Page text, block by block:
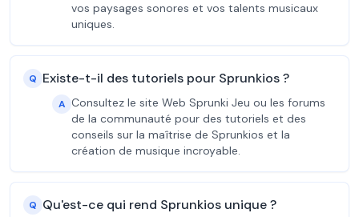
vos paysages sonores et vos talents musicaux
uniques.
Q Existe-t-il des tutoriels pour Sprunkios ?
A Consultez le site Web Sprunki Jeu ou les forums
de la communauté pour des tutoriels et des
conseils sur la maîtrise de Sprunkios et la
création de musique incroyable.
Q Qu'est-ce qui rend Sprunkios unique ?